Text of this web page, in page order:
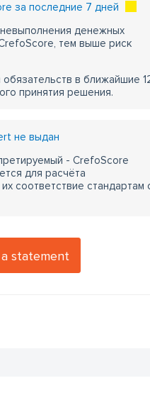
за последние 7 дней
денежных
тем выше риск
в ближайшие
принятия решения.
не выдан
- CrefoScore
для расчёта
соответствие
statement